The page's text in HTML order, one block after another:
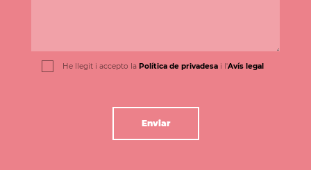
He llegit i accepto la Política de privadesa i l'Avís legal